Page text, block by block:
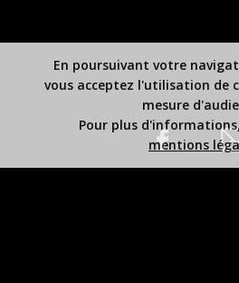
En poursuivant votre
vous acceptez l'utilisation de
mesure
Pour plus
mentions